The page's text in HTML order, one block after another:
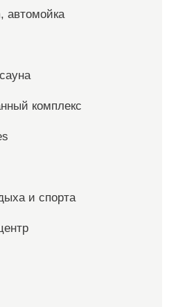
автомойка
комплекс
и спорта